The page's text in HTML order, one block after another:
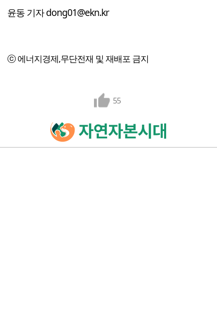
윤동 기자 dong01@ekn.kr
ⓒ 에너지경제,무단전재 및 재배포 금지
55